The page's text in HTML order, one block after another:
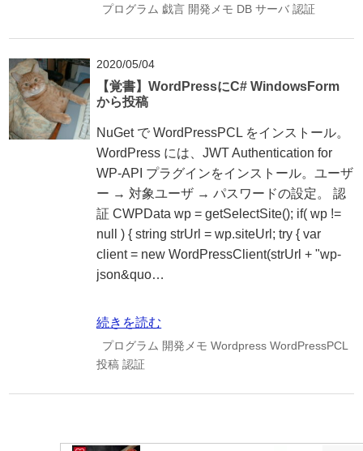
プログラム 戯言 開発メモ DB サーバ 認証
2020/05/04
【覚書】WordPressにC# WindowsForm
から投稿
NuGet で WordPressPCL をインストール。
WordPress には、JWT Authentication for
WP-API プラグインをインストール。ユーザ
ー → 対象ユーザ → パスワードの設定。 認
証 CWPData wp = getSelectSite(); if( wp !=
null ) { string strUrl = wp.siteUrl; try { var
client = new WordPressClient(strUrl + "wp-
json&quo…
続きを読む
プログラム 開発メモ Wordpress WordPressPCL
投稿 認証